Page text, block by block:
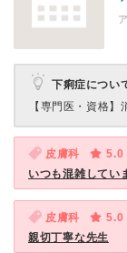
下痢症につい
【専門医・資格】
皮膚科
5.0
いつも混雑してい
皮膚科
5.0
親切丁寧な先生